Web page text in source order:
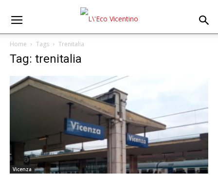
Home Tags Trenitalia
Tag: trenitalia
Vicenza